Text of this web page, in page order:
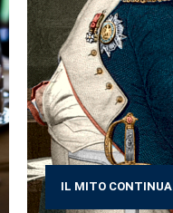
IL MITO CONTINUA